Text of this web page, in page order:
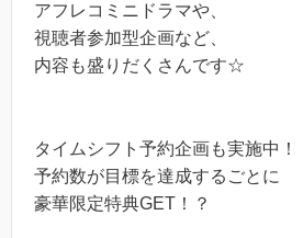
アフレコミニドラマや、
視聴者参加型企画など、
内容も盛りだくさんです☆
タイムシフト予約企画も実施中！
予約数が目標を達成するごとに
豪華限定特典GET！？